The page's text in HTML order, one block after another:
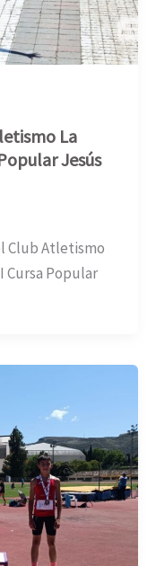
La
Jesús
Club Atletismo
Cursa Popular